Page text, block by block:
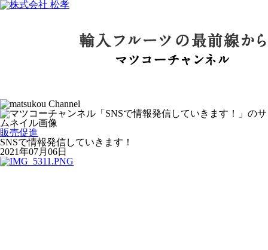
販売促進
SNSで情報発信していきます！
2021年07月06日